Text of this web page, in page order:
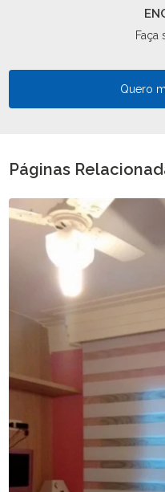
Faça
Quero
Páginas